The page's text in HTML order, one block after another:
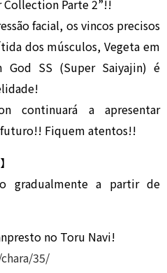
Collection Parte 2”!!
facial, os vincos precisos
dos músculos, Vegeta em
God SS (Super Saiyajin) é
continuará a apresentar
futuro!! Fiquem atentos!!
gradualmente a partir de
no Toru Navi!
35/